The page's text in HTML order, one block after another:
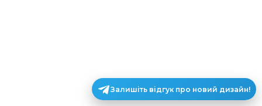
Залишіть відгук про новий дизайн!